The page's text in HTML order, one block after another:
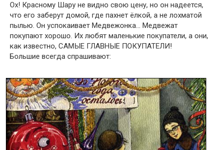
Ох! Красному Шару не видно свою цену, но он надеется,
что его заберут домой, где пахнет ёлкой, а не лохматой
пылью. Он успокаивает Медвежонка… Медвежат
покупают хорошо. Их любят маленькие покупатели, а они,
как известно, САМЫЕ ГЛАВНЫЕ ПОКУПАТЕЛИ!
Большие всегда спрашивают: